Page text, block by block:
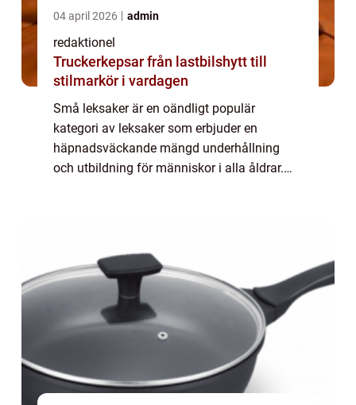
04 april 2026 admin
redaktionel
Truckerkepsar från lastbilshytt till
stilmarkör i vardagen
Små leksaker är en oändligt populär
kategori av leksaker som erbjuder en
häpnadsväckande mängd underhållning
och utbildning för människor i alla åldrar.